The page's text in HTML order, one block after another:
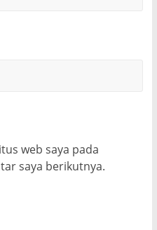
web saya pada
saya berikutnya.